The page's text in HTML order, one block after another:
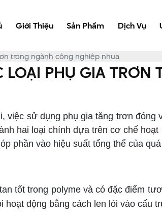
Giới Thiệu Sản Phẩm Dịch Vụ
trong ngành công nghiệp nhựa
LOẠI PHỤ GIA
sử dụng phụ gia tăng trơn đóng
hai loại chính dựa trên cơ chế
phần vào hiệu suất tổng thể của
tốt trong polyme và có đặc điểm
hoạt động bằng cách len lỏi vào cấu